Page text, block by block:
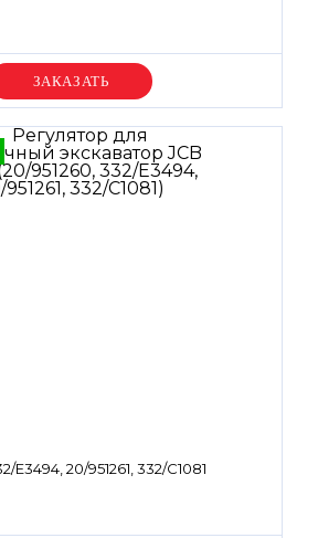
Уточняйте цену
E3494, 20/951261, 332/С1081